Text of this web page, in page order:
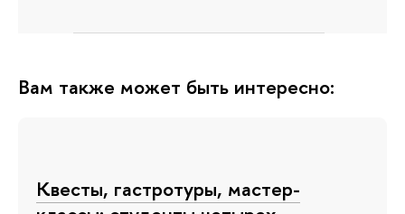
Вам также может быть интересно:
Квесты, гастротуры, мастер-